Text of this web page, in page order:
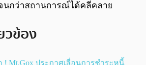
นกว่าสถานการณ์ได้คลี่คลาย
วข้อง
! Mt.Gox ประกาศเลื่อนการชำระหนี้